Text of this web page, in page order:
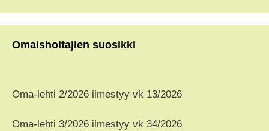
Omaishoitajien suosikki
Oma-lehti 2/2026 ilmestyy vk 13/2026
Oma-lehti 3/2026 ilmestyy vk 34/2026